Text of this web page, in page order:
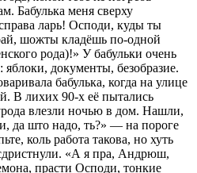
Бабулька меня сверху
ларь! Осподи, куды ты
шожты кладёшь по-одной
рода)!» У бабульки очень
документы, безобразие.
бабулька, когда на улице
В лихих 90-х её пытались
влезли нoчью в дом. Нашли,
да што надо, ть?» — на пороге
коль работа такова, но хуть
«А я пра, Андрюш,
прасти Осподи, тонкие